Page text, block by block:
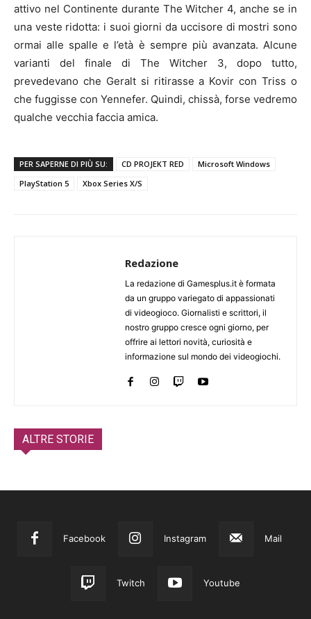
attivo nel Continente durante The Witcher 4, anche se in
una veste ridotta: i suoi giorni da uccisore di mostri sono
ormai alle spalle e l’età è sempre più avanzata. Alcune
varianti del finale di The Witcher 3, dopo tutto,
prevedevano che Geralt si ritirasse a Kovir con Triss o
che fuggisse con Yennefer. Quindi, chissà, forse vedremo
qualche vecchia faccia amica.
PER SAPERNE DI PIÙ SU: CD PROJEKT RED
Microsoft Windows
PlayStation 5
Xbox Series X/S
Redazione
La redazione di Gamesplus.it è formata
da un gruppo variegato di appassionati
di videogioco. Giornalisti e scrittori, il
nostro gruppo cresce ogni giorno, per
offrire ai lettori novità, curiosità e
informazione sul mondo dei videogiochi.
ALTRE STORIE
Facebook Instagram Mail
Twitch Youtube